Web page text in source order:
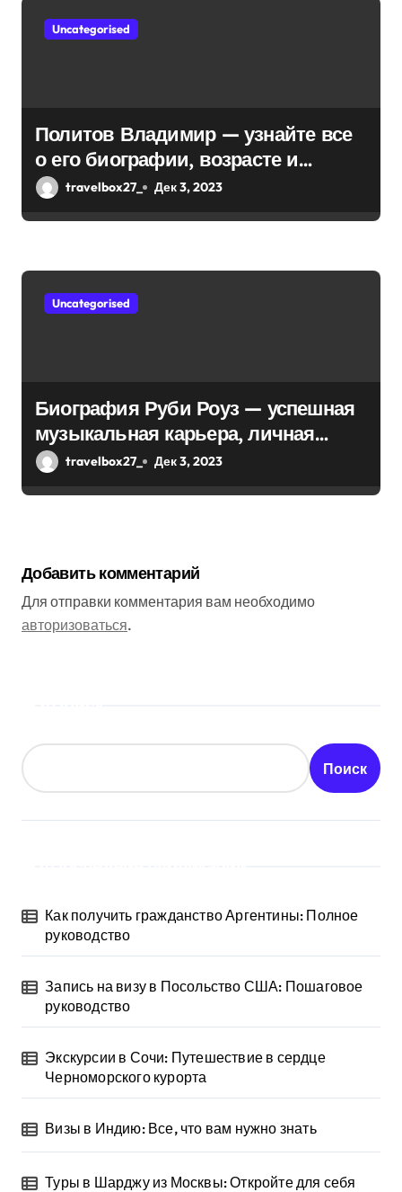
м
Uncategorised
Политов Владимир — узнайте все
о его биографии, возрасте и
впечатляющих достижениях!
travelbox27_ Дек 3, 2023
Uncategorised
Биография Руби Роуз — успешная
музыкальная карьера, личная
жизнь и знаковые достижения
travelbox27_ Дек 3, 2023
Добавить комментарий
Для отправки комментария вам необходимо
авторизоваться.
Поиск
Как получить гражданство Аргентины: Полное
руководство
Запись на визу в Посольство США: Пошаговое
руководство
Экскурсии в Сочи: Путешествие в сердце
Черноморского курорта
Визы в Индию: Все, что вам нужно знать
Туры в Шарджу из Москвы: Откройте для себя